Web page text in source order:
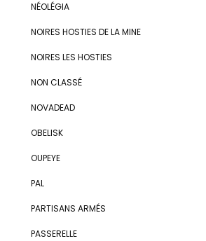
NÉOLÉGIA
NOIRES HOSTIES DE LA MINE
NOIRES LES HOSTIES
NON CLASSÉ
NOVADEAD
OBELISK
OUPEYE
PAL
PARTISANS ARMÉS
PASSERELLE